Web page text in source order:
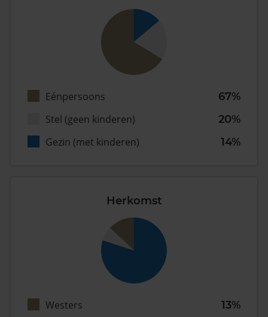
Eénpersoons
67%
Stel (geen kinderen)
20%
Gezin (met kinderen)
14%
Herkomst
Westers
13%